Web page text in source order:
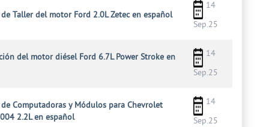
Taller del motor Ford 2.0L Zetec en español
14
Sep.25
del motor diésel Ford 6.7L Power Stroke en
14
Sep.25
Computadoras y Módulos para Chevrolet
2.2L en español
14
Sep.25